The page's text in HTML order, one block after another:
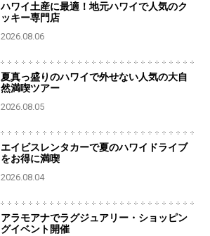
ハワイ土産に最適！地元ハワイで人気のク
ッキー専門店
2026.08.06
夏真っ盛りのハワイで外せない人気の大自
然満喫ツアー
2026.08.05
エイビスレンタカーで夏のハワイドライブ
をお得に満喫
2026.08.04
アラモアナでラグジュアリー・ショッピン
グイベント開催